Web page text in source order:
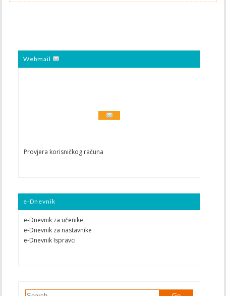
Webmail
Provjera korisničkog računa
e-Dnevnik
e-Dnevnik za učenike
e-Dnevnik za nastavnike
e-Dnevnik Ispravci